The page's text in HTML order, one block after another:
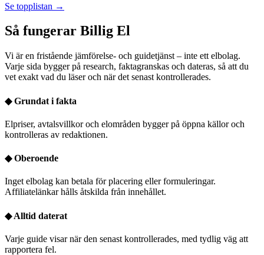
Se topplistan →
Så fungerar Billig El
Vi är en fristående jämförelse- och guidetjänst – inte ett elbolag.
Varje sida bygger på research, faktagranskas och dateras, så att du
vet exakt vad du läser och när det senast kontrollerades.
◆Grundat i fakta
Elpriser, avtalsvillkor och elområden bygger på öppna källor och
kontrolleras av redaktionen.
◆Oberoende
Inget elbolag kan betala för placering eller formuleringar.
Affiliatelänkar hålls åtskilda från innehållet.
◆Alltid daterat
Varje guide visar när den senast kontrollerades, med tydlig väg att
rapportera fel.